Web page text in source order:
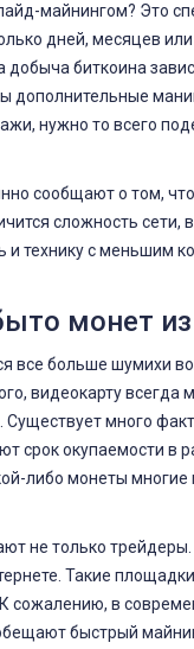
майнингом? Это
дней, месяцев
биткоина
дополнительные
нужно то всего
сообщают о том,
сложность
технику с меньшим
монет
все больше шумихи
видеокарту всегда
Существует много
срок окупаемости в
либо монеты
не только
Такие
сожалению, в
быстрый